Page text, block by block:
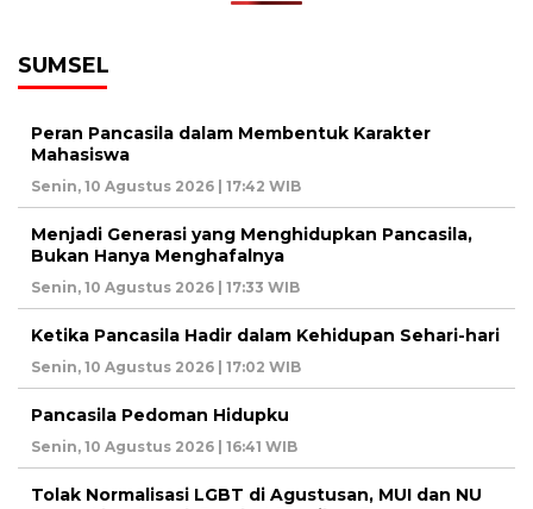
SUMSEL
Peran Pancasila dalam Membentuk Karakter
Mahasiswa
Senin, 10 Agustus 2026 | 17:42 WIB
Menjadi Generasi yang Menghidupkan Pancasila,
Bukan Hanya Menghafalnya
Senin, 10 Agustus 2026 | 17:33 WIB
Ketika Pancasila Hadir dalam Kehidupan Sehari-hari
Senin, 10 Agustus 2026 | 17:02 WIB
Pancasila Pedoman Hidupku
Senin, 10 Agustus 2026 | 16:41 WIB
Tolak Normalisasi LGBT di Agustusan, MUI dan NU